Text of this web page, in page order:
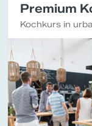
Premium
Kochkurs in